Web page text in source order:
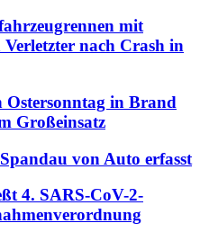
mit
nach Crash in
Ostersonntag in Brand
Großeinsatz
von Auto erfasst
4. SARS-CoV-2-